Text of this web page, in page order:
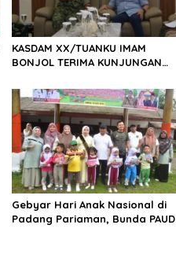
KASDAM XX/TUANKU IMAM
BONJOL TERIMA KUNJUNGAN
IRMAN GUSMAN, S.E., M.B.A., DI
MAKODAM
Gebyar Hari Anak Nasional di
Padang Pariaman, Bunda PAUD